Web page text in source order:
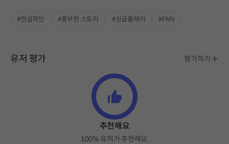
#현실적인 #풍부한 스토리 #싱글플레이 #FMV
유저 평가 평가하기
추천해요
100% 유저가 추천해요.